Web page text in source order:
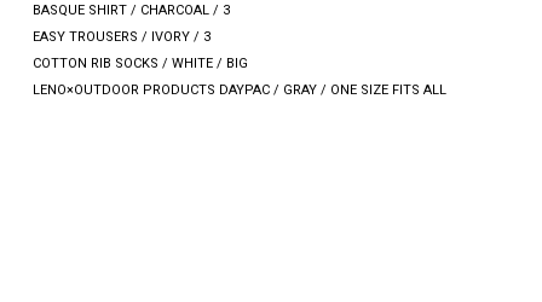
BASQUE SHIRT / CHARCOAL / 3
EASY TROUSERS / IVORY / 3
COTTON RIB SOCKS / WHITE / BIG
LENO×OUTDOOR PRODUCTS DAYPAC / GRAY / ONE SIZE FITS ALL